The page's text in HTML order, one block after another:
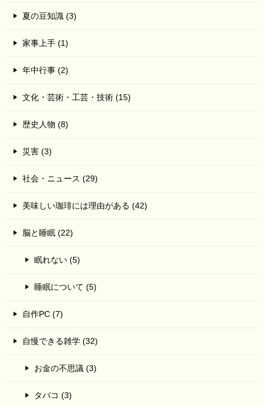
夏の豆知識 (3)
家事上手 (1)
年中行事 (2)
文化・芸術・工芸・技術 (15)
歴史人物 (8)
災害 (3)
社会・ニュース (29)
美味しい珈琲には理由がある (42)
脳と睡眠 (22)
眠れない (5)
睡眠について (5)
自作PC (7)
自慢できる雑学 (32)
お金の不思議 (3)
タバコ (3)